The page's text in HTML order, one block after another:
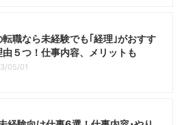
転職なら未経験でも｢経理｣がおすす
由５つ！仕事内容、メリットも
05/01